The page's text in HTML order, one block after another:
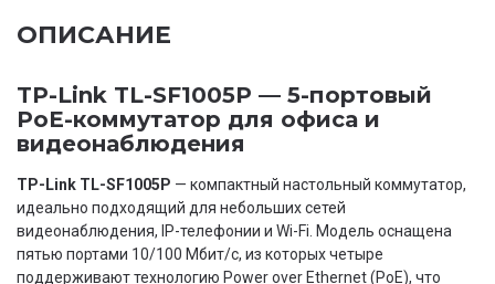
ОПИСАНИЕ
TP-Link TL-SF1005P — 5-портовый
PoE-коммутатор для офиса и
видеонаблюдения
TP-Link TL-SF1005P — компактный настольный коммутатор,
идеально подходящий для небольших сетей
видеонаблюдения, IP-телефонии и Wi-Fi. Модель оснащена
пятью портами 10/100 Мбит/с, из которых четыре
поддерживают технологию Power over Ethernet (PoE), что